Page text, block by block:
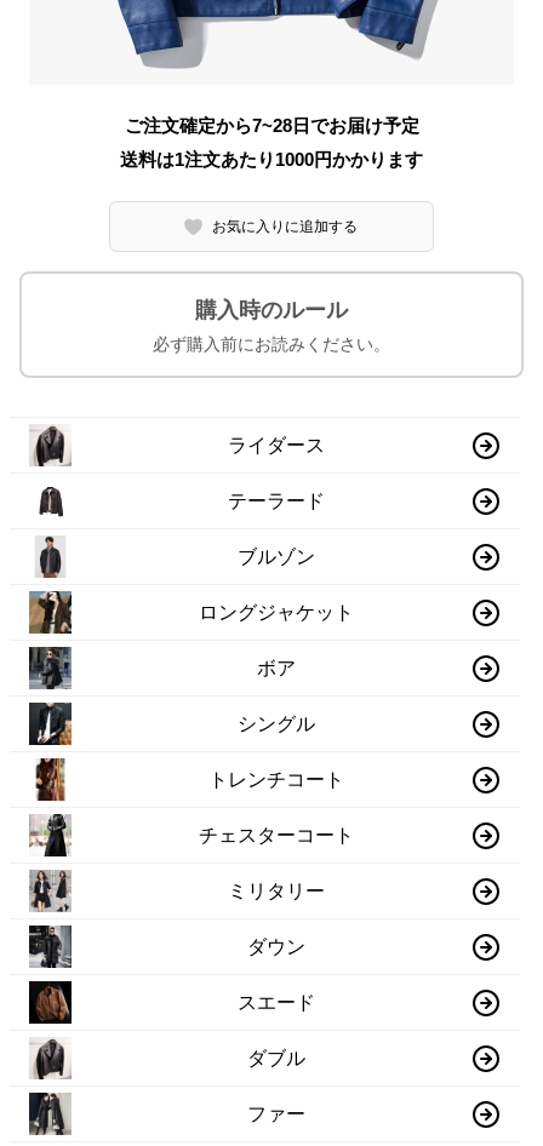
ご注文確定から7~28日でお届け予定
送料は1注文あたり 1000円かかります
お気に入りに追加する
購入時のルール
必ず購入前にお読みください。
ライダース
テーラード
ブルゾン
ロングジャケット
ボア
シングル
トレンチコート
チェスターコート
ミリタリー
ダウン
スエード
ダブル
ファー